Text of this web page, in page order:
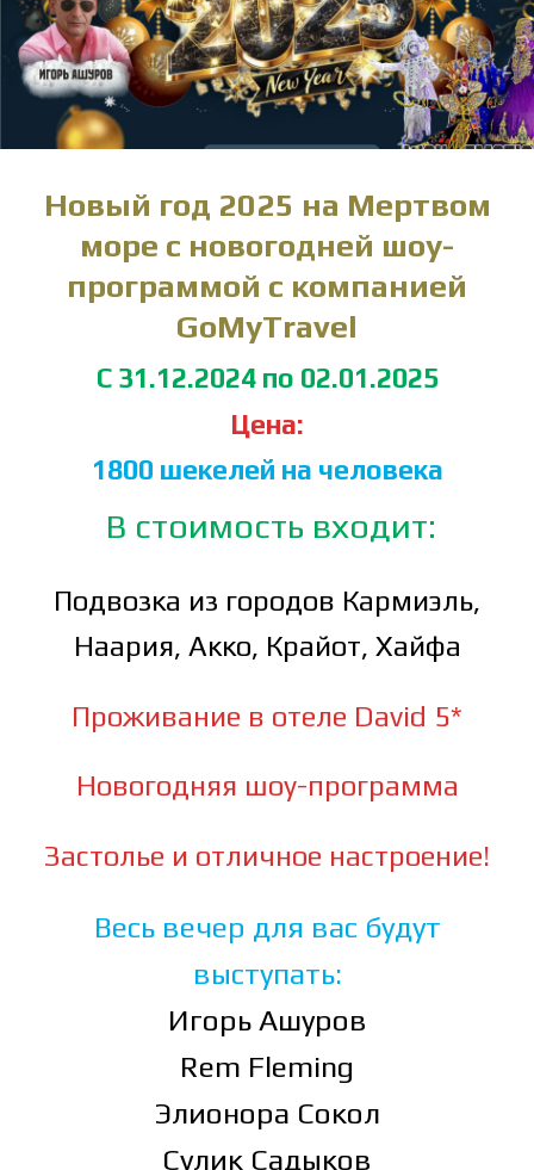
Новый год 2025 на Мертвом
море с новогодней шоу-
программой с компанией
GoMyTravel
С 31.12.2024 по 02.01.2025
Цена:
1800 шекелей на человека
В стоимость входит:
Подвозка из городов Кармиэль,
Наария, Акко, Крайот, Хайфа
Проживание в отеле David 5*
Новогодняя шоу-программа
Застолье и отличное настроение!
Весь вечер для вас будут
выступать:
Игорь Ашуров
Rem Fleming
Элионора Сокол
Сулик Садыков